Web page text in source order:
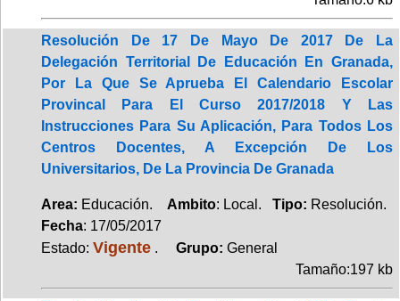
Resolución De 17 De Mayo De 2017 De La
Delegación Territorial De Educación En Granada,
Por La Que Se Aprueba El Calendario Escolar
Provincal Para El Curso 2017/2018 Y Las
Instrucciones Para Su Aplicación, Para Todos Los
Centros Docentes, A Excepción De Los
Universitarios, De La Provincia De Granada
Area: Educación. Ambito: Local. Tipo: Resolución.
Fecha: 17/05/2017
Estado: Vigente . Grupo: General
Tamaño:197 kb